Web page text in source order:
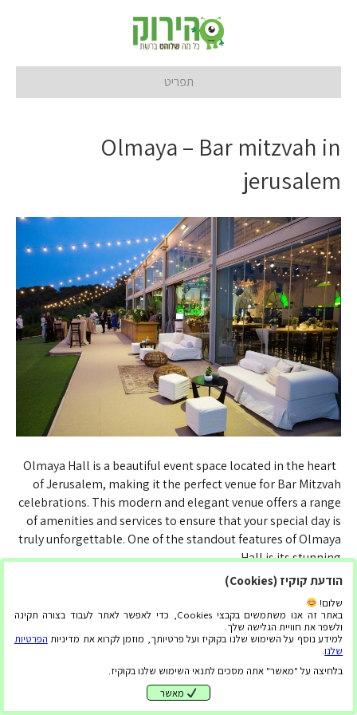
תפריט
Olmaya – Bar mitzvah in
jerusalem
Olmaya Hall is a beautiful event space located in the heart
of Jerusalem, making it the perfect venue for Bar Mitzvah
celebrations. This modern and elegant venue offers a range
of amenities and services to ensure that your special day is
truly unforgettable. One of the standout features of Olmaya
Hall is its stunning…
קרא עוד
הודעת קוקיז (Cookies)
שלום!
באתר זה אנו משתמשים בקבצי Cookies, כדי לאפשר לאתר לעבוד בצורה תקינה
ולשפר את חוויית הגלישה שלך.
למידע נוסף על השימוש שלנו בקוקיז ועל פרטיותך, מוזמן לקרוא את מדיניות הפרטיות
שלנו.
בלחיצה על "מאשר" אתה מסכים לתנאי השימוש שלנו בקוקיז.
מאשר